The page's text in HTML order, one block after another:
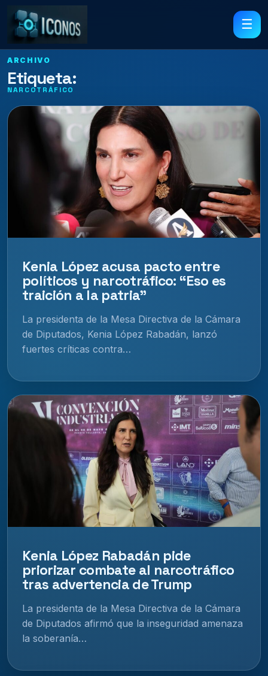
☰
ARCHIVO
Etiqueta:
NARCOTRÁFICO
Kenia López acusa pacto entre
políticos y narcotráfico: “Eso es
traición a la patria”
La presidenta de la Mesa Directiva de la Cámara
de Diputados, Kenia López Rabadán, lanzó
fuertes críticas contra…
Kenia López Rabadán pide
priorizar combate al narcotráfico
tras advertencia de Trump
La presidenta de la Mesa Directiva de la Cámara
de Diputados afirmó que la inseguridad amenaza
la soberanía…